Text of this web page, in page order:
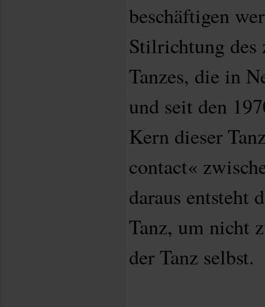
beschäftigen
Stilrichtung des
Tanzes, die in
und seit den
Kern dieser
contact«
daraus entsteht
Tanz, um nicht
der Tanz selbst.